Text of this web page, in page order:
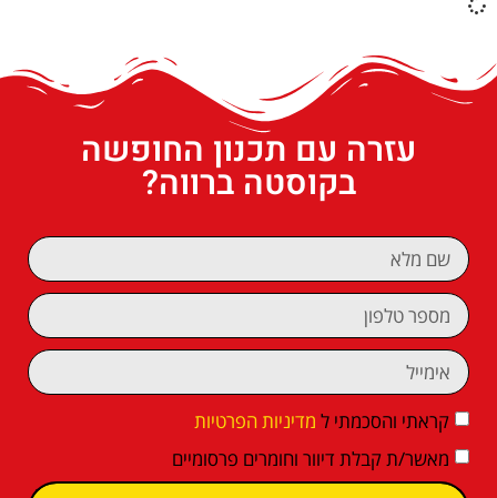
עזרה עם תכנון החופשה
בקוסטה ברווה?
קראתי והסכמתי ל מדיניות הפרטיות
מאשר/ת קבלת דיוור וחומרים פרסומיים